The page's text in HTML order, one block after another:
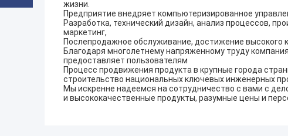
жизни.
Предприятие внедряет компьютеризированное
Разработка, технический дизайн, анализ процессов,
маркетинг,
Послепродажное обслуживание, достижение высокого
Благодаря многолетнему напряженному труду
предоставляет пользователям
Процесс продвижения продукта в крупные города
строительство национальных ключевых инженерных
Мы искренне надеемся на сотрудничество с вами с
и высококачественные продукты, разумные цены и